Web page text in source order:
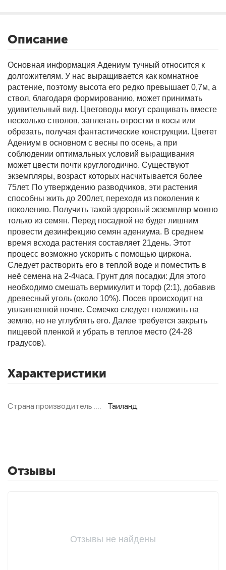
Фитолампы
Описание
Основная информация Адениум тучный относится к
долгожителям. У нас выращивается как комнатное
растение, поэтому высота его редко превышает 0,7м, а
ствол, благодаря формированию, может принимать
удивительный вид. Цветоводы могут сращивать вместе
несколько стволов, заплетать отростки в косы или
обрезать, получая фантастические конструкции. Цветет
Адениум в основном с весны по осень, а при
соблюдении оптимальных условий выращивания
может цвести почти круглогодично. Существуют
экземпляры, возраст которых насчитывается более
75лет. По утверждению разводчиков, эти растения
способны жить до 200лет, переходя из поколения к
поколению. Получить такой здоровый экземпляр можно
только из семян. Перед посадкой не будет лишним
провести дезинфекцию семян адениума. В среднем
время всхода растения составляет 21день. Этот
процесс возможно ускорить с помощью циркона.
Следует растворить его в теплой воде и поместить в
неё семена на 2-4часа. Грунт для посадки: Для этого
необходимо смешать вермикулит и торф (2:1), добавив
древесный уголь (около 10%). Посев происходит на
увлажненной почве. Семечко следует положить на
землю, но не углублять его. Далее требуется закрыть
пищевой пленкой и убрать в теплое место (24-28
градусов).
Характеристики
Страна производитель Таиланд
Отзывы
Отзывы не найдены